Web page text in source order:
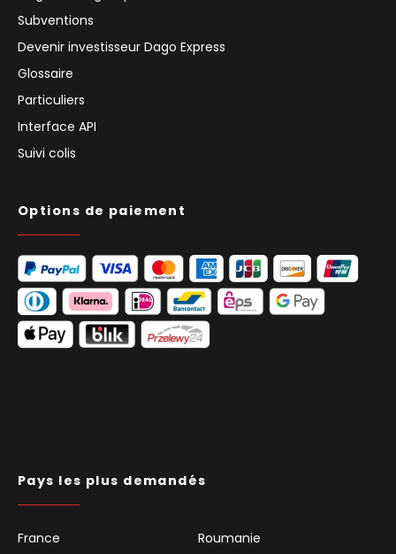
Subventions
Devenir investisseur Dago Express
Glossaire
Particuliers
Interface API
Suivi colis
Options de paiement
Pays les plus demandés
France
Roumanie